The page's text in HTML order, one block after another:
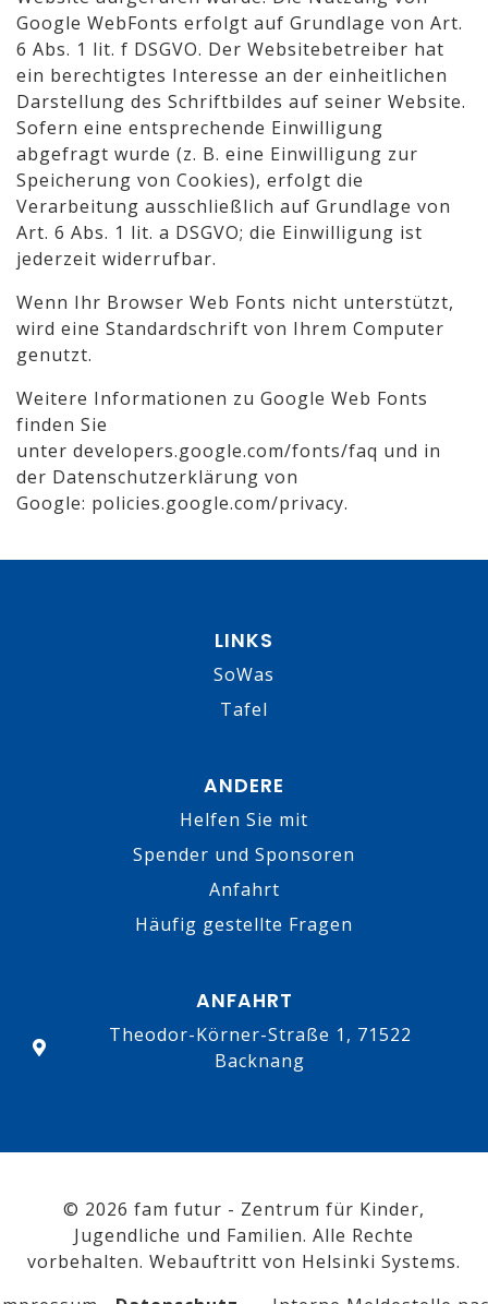
Google WebFonts erfolgt auf Grundlage von Art.
6 Abs. 1 lit. f DSGVO. Der Websitebetreiber hat
ein berechtigtes Interesse an der einheitlichen
Darstellung des Schriftbildes auf seiner Website.
Sofern eine entsprechende Einwilligung
abgefragt wurde (z. B. eine Einwilligung zur
Speicherung von Cookies), erfolgt die
Verarbeitung ausschließlich auf Grundlage von
Art. 6 Abs. 1 lit. a DSGVO; die Einwilligung ist
jederzeit widerrufbar.
Wenn Ihr Browser Web Fonts nicht unterstützt,
wird eine Standardschrift von Ihrem Computer
genutzt.
Weitere Informationen zu Google Web Fonts
finden Sie
unter developers.google.com/fonts/faq und in
der Datenschutzerklärung von
Google: policies.google.com/privacy.
LINKS
SoWas
Tafel
ANDERE
Helfen Sie mit
Spender und Sponsoren
Anfahrt
Häufig gestellte Fragen
ANFAHRT
Theodor-Körner-Straße 1, 71522
Backnang
© 2026 fam futur - Zentrum für Kinder,
Jugendliche und Familien. Alle Rechte
vorbehalten. Webauftritt von Helsinki Systems.